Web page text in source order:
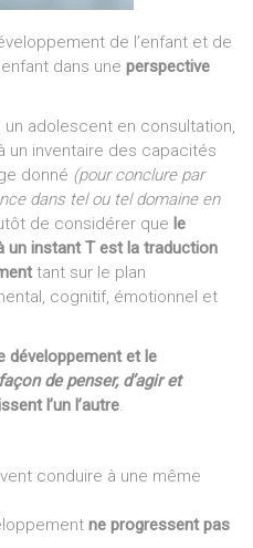
de l’enfant et de
dans uneperspective
adolescent en consultation,
un inventaire des capacités
donné (pour conclure par
dans tel ou tel domaine en
de considérer que le
instant T est la traduction
tant sur le plan
cognitif, émotionnel et
développement et le
façon de penser, d’agir et
l’un l’autre.
conduire à une même
ne progressent pas